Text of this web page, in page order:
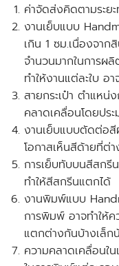
ค่าจัดส่งคิดตามระยะ
งานเย็บแบบ
เกิน 1 ซม.เนื่องจาก
จำนวนมากในการผ
ทำให้งานแต่ละใบ อ
สายกระเป๋า ตำแหน่
คลาดเคลื่อนโดยปร
งานเย็บแบบตัดต่อสี
โอกาสเห็นสีด้ายที่ต่
การเย็บทับบนสีสกรี
ทำให้สีสกรีนแตกได้
งานพิมพ์แบบ
การพิมพ์ อาจทำให้
แตกต่างกันบ้างเล็ก
ความคลาดเคลื่อนใ